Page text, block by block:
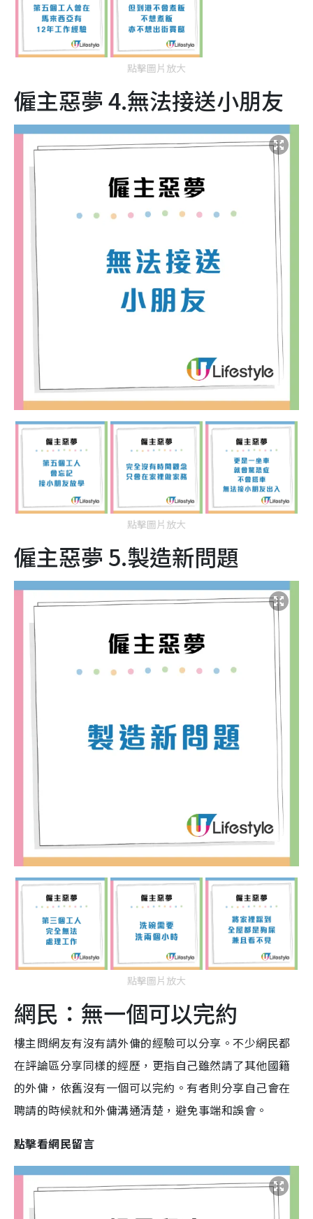
點擊圖片放大
僱主惡夢 4.無法接送小朋友
點擊圖片放大
僱主惡夢 5.製造新問題
點擊圖片放大
網民：無一個可以完約
樓主問網友有沒有請外傭的經驗可以分享。不少網民都
在評論區分享同樣的經歷，更指自己雖然請了其他國籍
的外傭，依舊沒有一個可以完約。有者則分享自己會在
聘請的時候就和外傭溝通清楚，避免事端和誤會。
點擊看網民留言